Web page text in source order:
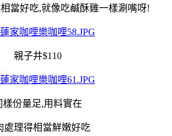
當好吃,就像吃鹹酥雞一樣涮嘴呀!
親子井$110
樣份量足,用料實在
處理得相當鮮嫩好吃